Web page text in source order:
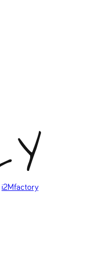
i2Mfactory